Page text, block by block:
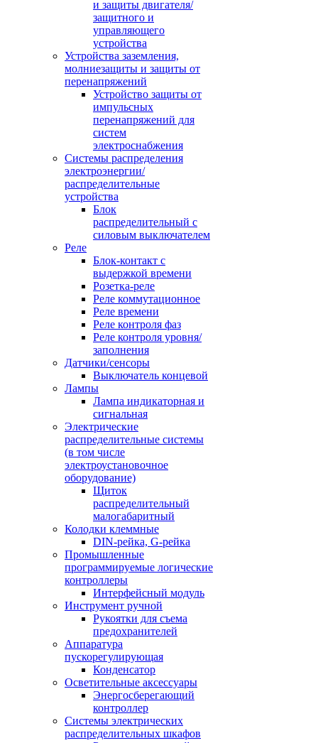
и защиты двигателя/
защитного и
управляющего
устройства
Устройства заземления,
молниезащиты и защиты от
перенапряжений
Устройство защиты от
импульсных
перенапряжений для
систем
электроснабжения
Системы распределения
электроэнергии/
распределительные
устройства
Блок
распределительный с
силовым выключателем
Реле
Блок-контакт с
выдержкой времени
Розетка-реле
Реле коммутационное
Реле времени
Реле контроля фаз
Реле контроля уровня/
заполнения
Датчики/сенсоры
Выключатель концевой
Лампы
Лампа индикаторная и
сигнальная
Электрические
распределительные системы
(в том числе
электроустановочное
оборудование)
Щиток
распределительный
малогабаритный
Колодки клеммные
DIN-рейка, G-рейка
Промышленные
программируемые логические
контроллеры
Интерфейсный модуль
Инструмент ручной
Рукоятки для съема
предохранителей
Аппаратура
пускорегулирующая
Конденсатор
Осветительные аксессуары
Энергосберегающий
контроллер
Системы электрических
распределительных шкафов